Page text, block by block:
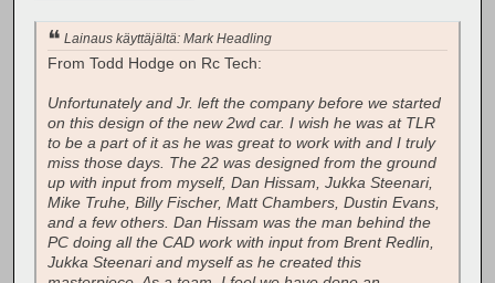
Lainaus käyttäjältä: Mark Headling
From Todd Hodge on Rc Tech:
Unfortunately and Jr. left the company before we started
on this design of the new 2wd car. I wish he was at TLR
to be a part of it as he was great to work with and I truly
miss those days. The 22 was designed from the ground
up with input from myself, Dan Hissam, Jukka Steenari,
Mike Truhe, Billy Fischer, Matt Chambers, Dustin Evans,
and a few others. Dan Hissam was the man behind the
PC doing all the CAD work with input from Brent Redlin,
Jukka Steenari and myself as he created this